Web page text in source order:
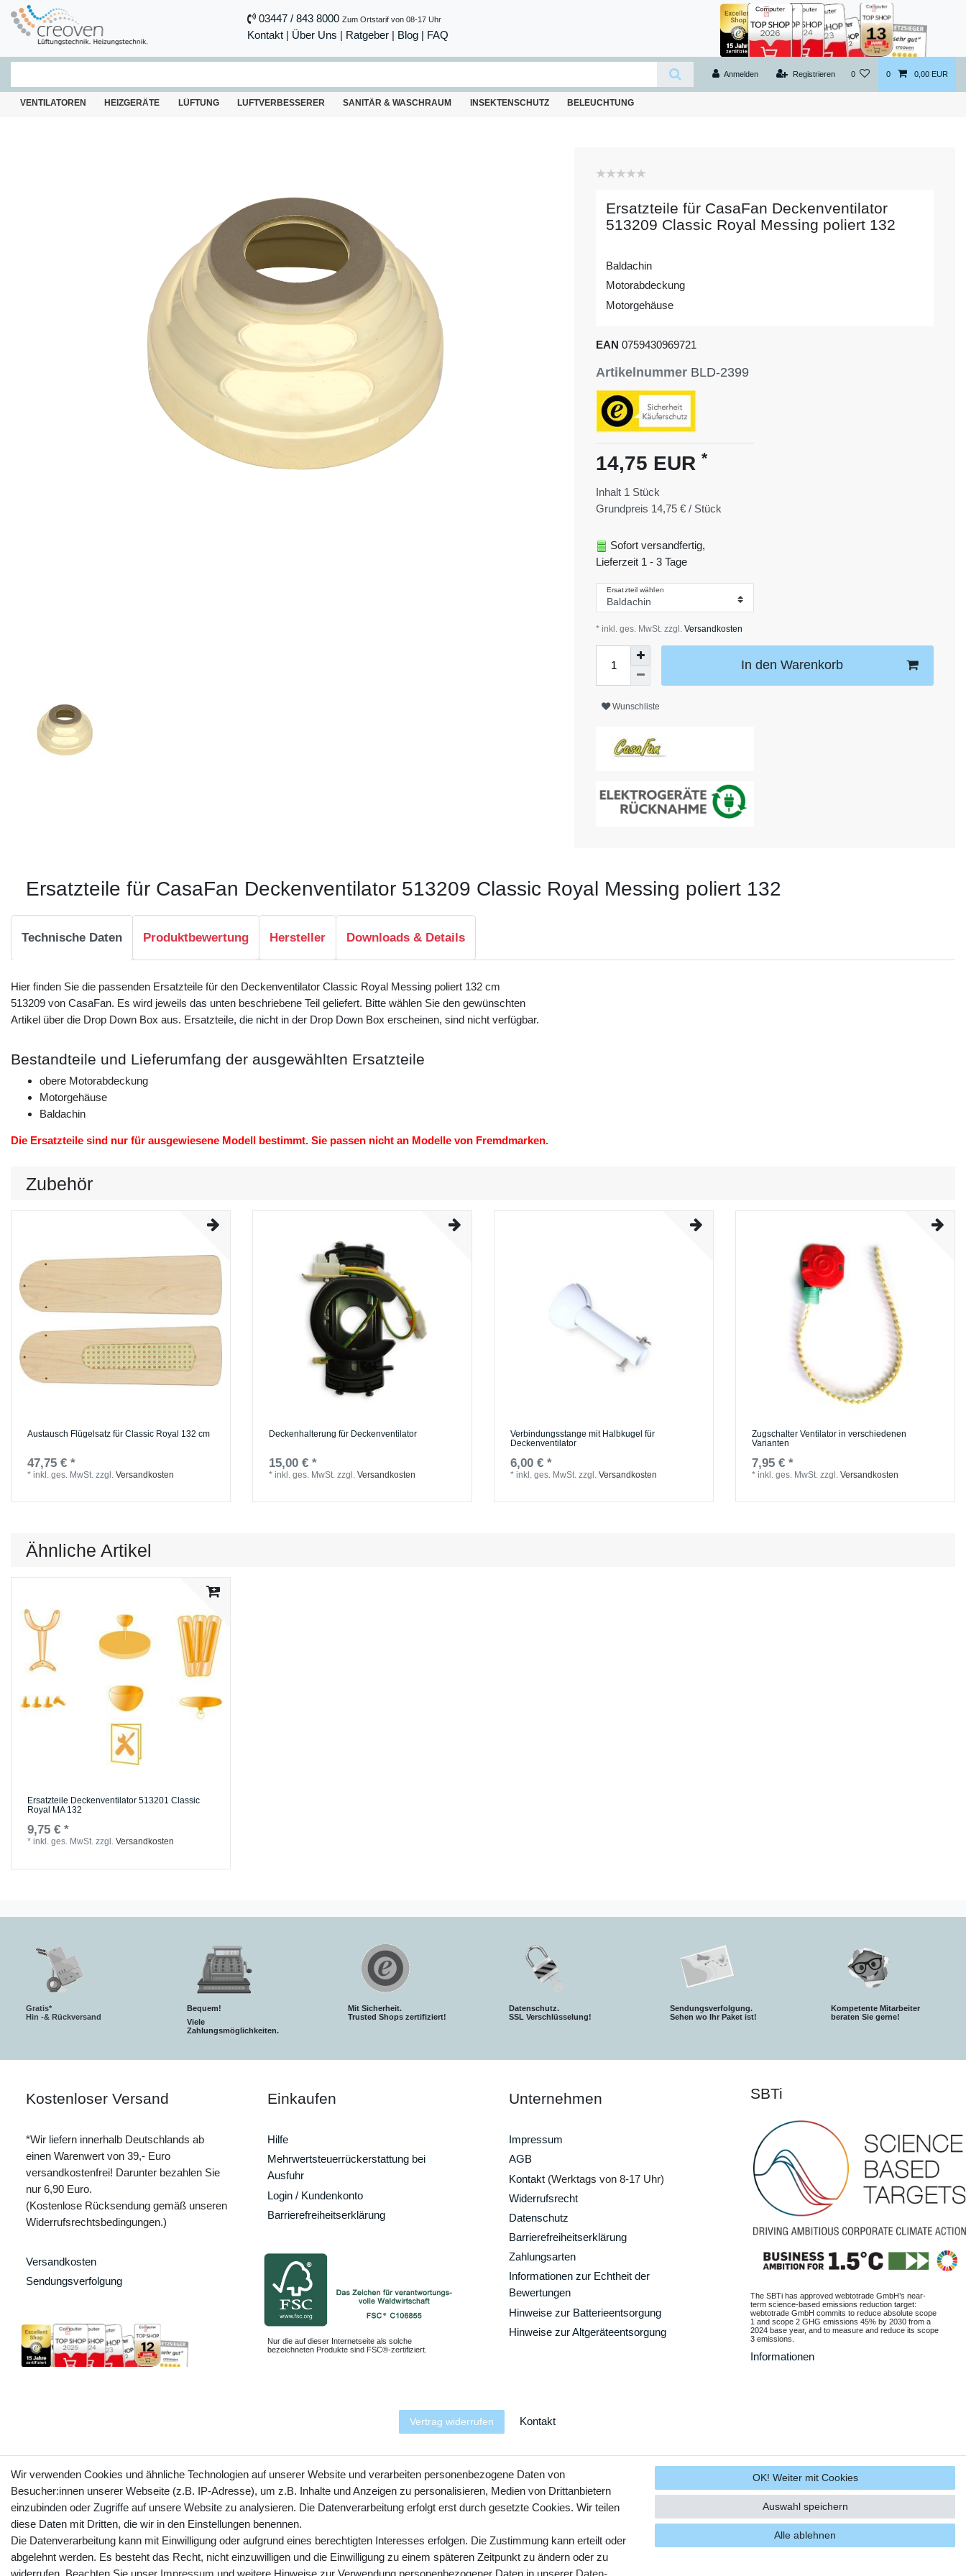
03447 / 843 8000 Zum Ortstarif von 08-17 Uhr
Kontakt| Über Uns | Ratgeber| Blog | FAQ
Anmelden Registrieren 0 0 0,00 EUR
VENTILATOREN HEIZGERÄTE LÜFTUNG LUFTVERBESSERER SANITÄR & WASCHRAUM INSEKTENSCHUTZ BELEUCHTUNG
Ersatzteile für CasaFan Deckenventilator
513209 Classic Royal Messing poliert 132
Baldachin
Motorabdeckung
Motorgehäuse
EAN 0759430969721
Artikelnummer BLD-2399
14,75 EUR *
Inhalt 1 Stück
Grundpreis 14,75 € / Stück
Sofort versandfertig,
Lieferzeit 1 - 3 Tage
Ersatzteil wählen
* inkl. ges. MwSt. zzgl. Versandkosten
In den Warenkorb
Wunschliste
Ersatzteile für CasaFan Deckenventilator 513209 Classic Royal Messing poliert 132
Technische Daten Produktbewertung Hersteller Downloads & Details
Hier finden Sie die passenden Ersatzteile für den Deckenventilator Classic Royal Messing poliert 132 cm
513209 von CasaFan. Es wird jeweils das unten beschriebene Teil geliefert. Bitte wählen Sie den gewünschten
Artikel über die Drop Down Box aus. Ersatzteile, die nicht in der Drop Down Box erscheinen, sind nicht verfügbar.
Bestandteile und Lieferumfang der ausgewählten Ersatzteile
obere Motorabdeckung
Motorgehäuse
Baldachin
Die Ersatzteile sind nur für ausgewiesene Modell bestimmt. Sie passen nicht an Modelle von Fremdmarken.
Zubehör
Austausch Flügelsatz für Classic Royal 132 cm
47,75 € *
*inkl. ges. MwSt. zzgl.Versandkosten
Deckenhalterung für Deckenventilator
15,00 € *
*inkl. ges. MwSt. zzgl.Versandkosten
Verbindungsstange mit Halbkugel für
Deckenventilator
6,00 € *
*inkl. ges. MwSt. zzgl.Versandkosten
Zugschalter Ventilator in verschiedenen
Varianten
7,95 € *
*inkl. ges. MwSt. zzgl.Versandkosten
Ähnliche Artikel
Ersatzteile Deckenventilator 513201 Classic
Royal MA 132
9,75 € *
*inkl. ges. MwSt. zzgl.Versandkosten
Gratis*
Hin -& Rückversand
Bequem!
Viele
Zahlungsmöglichkeiten.
Mit Sicherheit.
Trusted Shops zertifiziert!
Datenschutz.
SSL Verschlüsselung!
Sendungsverfolgung.
Sehen wo Ihr Paket ist!
Kompetente Mitarbeiter
beraten Sie gerne!
Kostenloser Versand
*Wir liefern innerhalb Deutschlands ab
einen Warenwert von 39,- Euro
versandkostenfrei! Darunter bezahlen Sie
nur 6,90 Euro.
(Kostenlose Rücksendung gemäß unseren
Widerrufsrechtsbedingungen.)
Versandkosten
Sendungsverfolgung
Einkaufen
Hilfe
Mehrwertsteuerrückerstattung bei
Ausfuhr
Login / Kundenkonto
Barrierefreiheitserklärung
Nur die auf dieser Internetseite als solche
bezeichneten Produkte sind FSC®-zertifiziert.
Unternehmen
Impressum
AGB
Kontakt (Werktags von 8-17 Uhr)
Widerrufsrecht
Datenschutz
Barrierefreiheitserklärung
Zahlungsarten
Informationen zur Echtheit der
Bewertungen
Hinweise zur Batterieentsorgung
Hinweise zur Altgeräteentsorgung
SBTi
The SBTi has approved webtotrade GmbH’s near-
term science-based emissions reduction target:
webtotrade GmbH commits to reduce absolute scope
1 and scope 2 GHG emissions 45% by 2030 from a
2024 base year, and to measure and reduce its scope
3 emissions.
Informationen
Vertrag widerrufen Kontakt
Wir verwenden Cookies und ähnliche Technologien auf unserer Website und verarbeiten personenbezogene Daten von
Besucher:innen unserer Webseite (z.B. IP-Adresse), um z.B. Inhalte und Anzeigen zu personalisieren, Medien von Drittanbietern
einzubinden oder Zugriffe auf unsere Website zu analysieren. Die Datenverarbeitung erfolgt erst durch gesetzte Cookies. Wir teilen
diese Daten mit Dritten, die wir in den Einstellungen benennen.
Die Datenverarbeitung kann mit Einwilligung oder aufgrund eines berechtigten Interesses erfolgen. Die Zustimmung kann erteilt oder
abgelehnt werden. Es besteht das Recht, nicht einzuwilligen und die Einwilligung zu einem späteren Zeitpunkt zu ändern oder zu
widerrufen. Beachten Sie unser Impressum und weitere Hinweise zur Verwendung personenbezogener Daten in unserer Daten­
OK! Weiter mit Cookies
Alle ablehnen
Auswahl speichern